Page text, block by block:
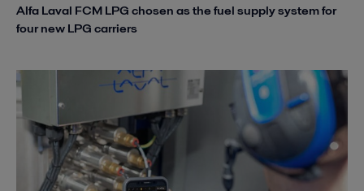
Alfa Laval FCM LPG chosen as the fuel supply system for
four new LPG carriers